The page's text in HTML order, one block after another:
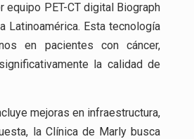
equipo PET-CT digital Biograph
Latinoamérica. Esta tecnología
en pacientes con cáncer,
la calidad de
mejoras en infraestructura,
la Clínica de Marly busca